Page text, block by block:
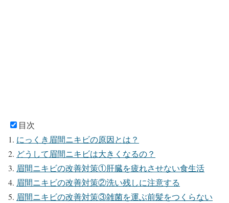
目次
にっくき眉間ニキビの原因とは？
どうして眉間ニキビは大きくなるの？
眉間ニキビの改善対策①肝臓を疲れさせない食生活
眉間ニキビの改善対策②洗い残しに注意する
眉間ニキビの改善対策③雑菌を運ぶ前髪をつくらない